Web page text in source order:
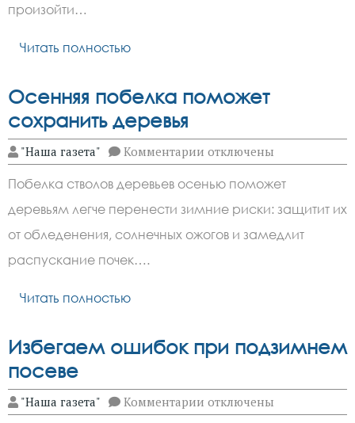
произойти…
Читать полностью
Осенняя побелка поможет
сохранить деревья
"Наша газета" Комментарии к
записи
побелка
поможет
сохранить
деревья
отключены
Побелка стволов деревьев осенью поможет
деревьям легче перенести зимние риски: защитит их
от обледенения, солнечных ожогов и замедлит
распускание почек….
Читать полностью
Избегаем ошибок при подзимнем
посеве
"Наша газета" Комментарии к
записи
отключены